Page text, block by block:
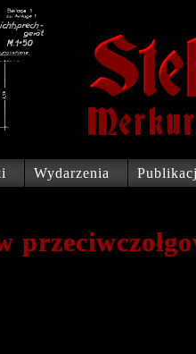
Wydarzenia